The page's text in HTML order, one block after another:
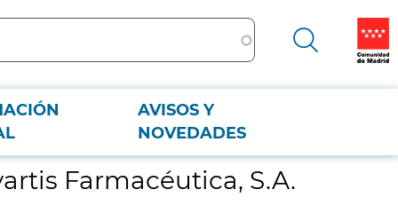
AVISOS Y
NOVEDADES
Farmacéutica, S.A.